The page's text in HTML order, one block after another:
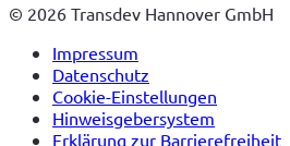
© 2026 Transdev Hannover GmbH
Impressum
Datenschutz
Cookie-Einstellungen
Hinweisgebersystem
Erklärung zur Barrierefreiheit